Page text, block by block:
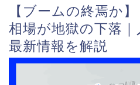
【ブームの終焉か
相場が地獄の下落
最新情報を解説